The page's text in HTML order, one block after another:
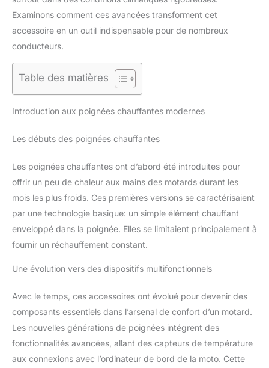
Examinons comment ces avancées transforment cet
accessoire en un outil indispensable pour de nombreux
conducteurs.
Table des matières
Introduction aux poignées chauffantes modernes
Les débuts des poignées chauffantes
Les poignées chauffantes ont d’abord été introduites pour
offrir un peu de chaleur aux mains des motards durant les
mois les plus froids. Ces premières versions se caractérisaient
par une technologie basique: un simple élément chauffant
enveloppé dans la poignée. Elles se limitaient principalement à
fournir un réchauffement constant.
Une évolution vers des dispositifs multifonctionnels
Avec le temps, ces accessoires ont évolué pour devenir des
composants essentiels dans l’arsenal de confort d’un motard.
Les nouvelles générations de poignées intégrent des
fonctionnalités avancées, allant des capteurs de température
aux connexions avec l’ordinateur de bord de la moto. Cette